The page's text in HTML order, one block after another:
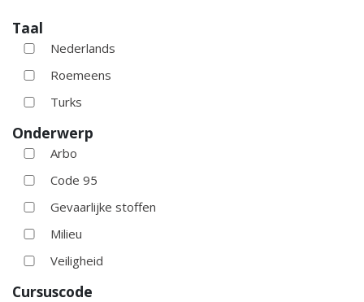
Taal
Nederlands
Roemeens
Turks
Onderwerp
Arbo
Code 95
Gevaarlijke stoffen
Milieu
Veiligheid
Cursuscode